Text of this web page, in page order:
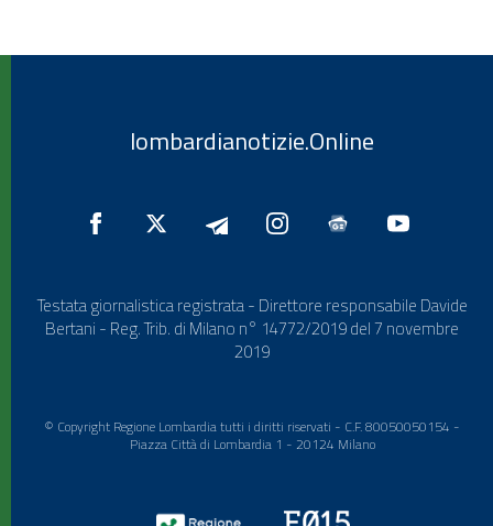
lombardianotizie.Online
Testata giornalistica registrata - Direttore responsabile Davide
Bertani - Reg. Trib. di Milano n° 14772/2019 del 7 novembre
2019
© Copyright Regione Lombardia tutti i diritti riservati - C.F. 80050050154 -
Piazza Città di Lombardia 1 - 20124 Milano